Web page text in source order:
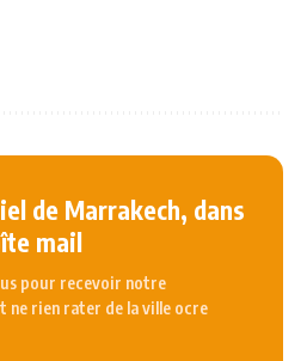
de Marrakech, dans
mail
pour recevoir notre
ne rien rater de la ville ocre